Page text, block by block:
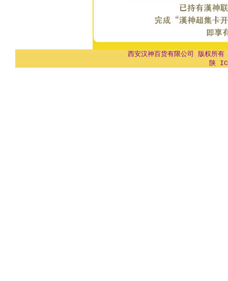
西安汉神百货有限公司 版
陕